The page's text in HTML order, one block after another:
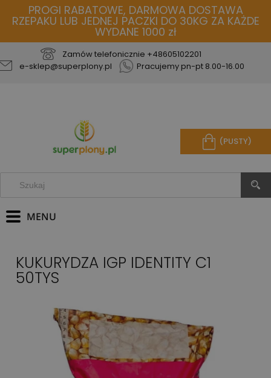
PROGI RABATOWE, DARMOWA DOSTAWA
RZEPAKU LUB JEDNEJ PACZKI DO 30KG ZA KAŻDE
WYDANE 1000 zł
Zamów telefonicznie +48605102201
e-sklep@superplony.pl
Pracujemy pn-pt 8.00-16.00
(PUSTY)
KUKURYDZA IGP IDENTITY C1
50TYS